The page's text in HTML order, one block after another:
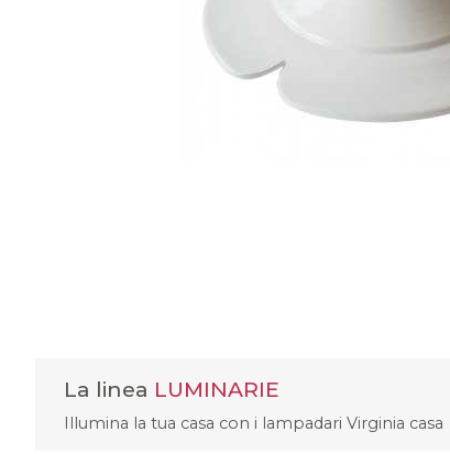
La linea LUMINARIE
Illumina la tua casa con i lampadari Virginia casa